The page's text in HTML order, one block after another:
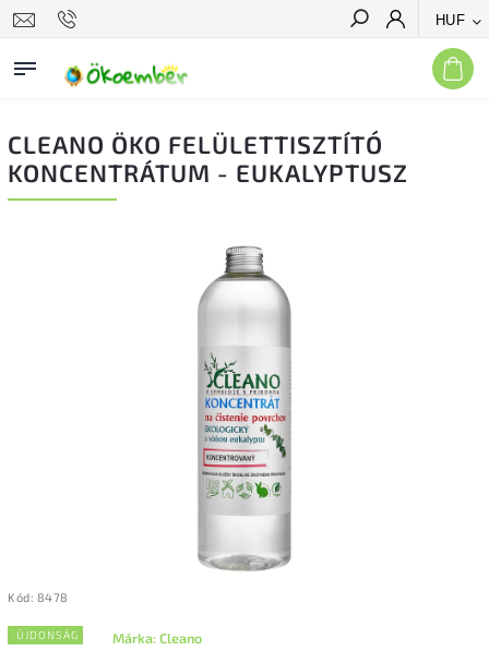
HUF
Keresés
CLEANO ÖKO FELÜLETTISZTÍTÓ
KONCENTRÁTUM - EUKALYPTUSZ
Kód: 8478
ÚJDONSÁG Márka:Cleano